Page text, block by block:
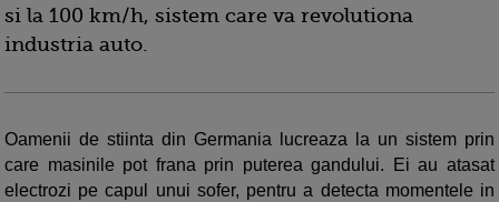
si la 100 km/h, sistem care va revolutiona
industria auto.
Oamenii de stiinta din Germania lucreaza la un sistem prin
care masinile pot frana prin puterea gandului. Ei au atasat
electrozi pe capul unui sofer, pentru a detecta momentele in